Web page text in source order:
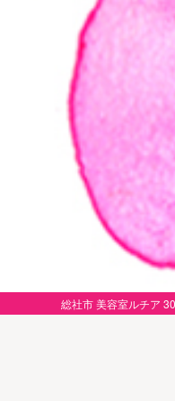
総社市 美容室ルチア